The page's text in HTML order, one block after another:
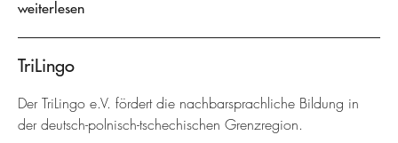
weiterlesen
TriLingo
Der TriLingo e.V. fördert die nachbarsprachliche Bildung in
der deutsch-polnisch-tschechischen Grenzregion.